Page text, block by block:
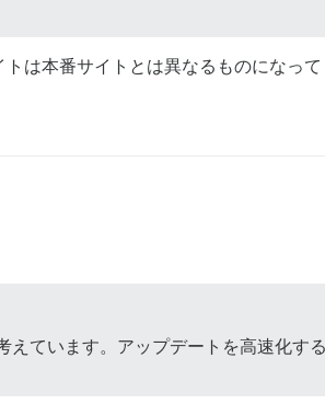
は本番サイトとは異なるものになって
ています。アップデートを高速化す